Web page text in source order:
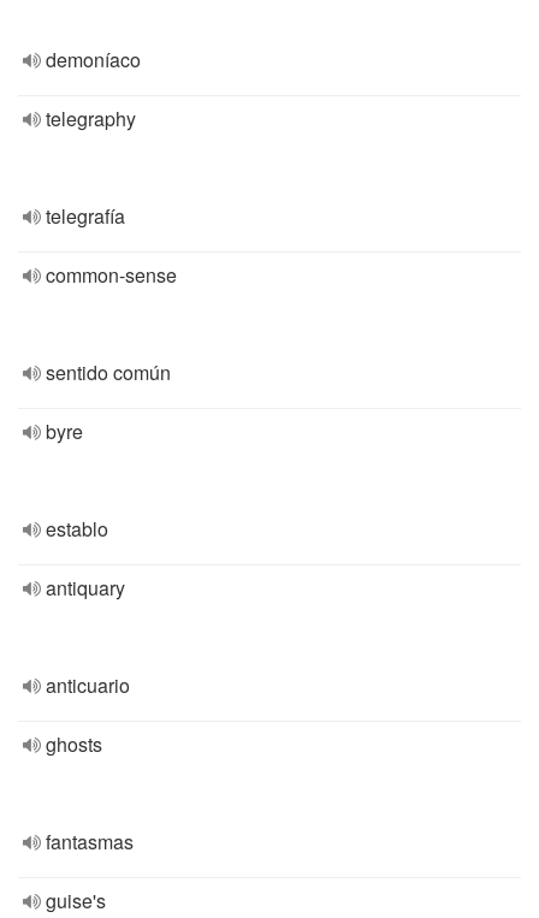
demoníaco
telegraphy
telegrafía
common-sense
sentido común
byre
establo
antiquary
anticuario
ghosts
fantasmas
guise's